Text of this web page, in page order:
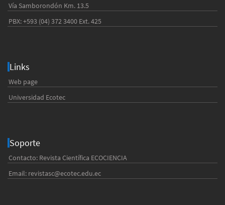
Vía Samborondón Km. 13.5
PBX: +593 (04) 372 3400 Ext. 425
Links
Web page
Universidad Ecotec
Soporte
Contacto: Revista Científica ECOCIENCIA
Email: revistasc@ecotec.edu.ec